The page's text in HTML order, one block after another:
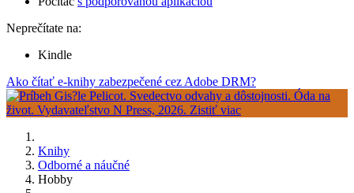
Neprečítate na:
Kindle
Ako čítať e-knihy zabezpečené cez Adobe DRM?
Knihy
Odborné a náučné
Hobby